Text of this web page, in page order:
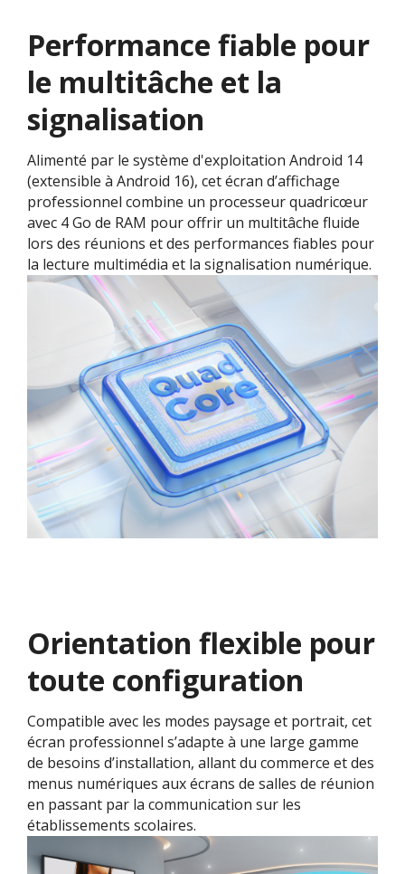
Performance fiable pour
le multitâche et la
signalisation​
Alimenté par le système d'exploitation Android 14
(extensible à Android 16), cet écran d’affichage
professionnel combine un processeur quadricœur
avec 4 Go de RAM pour offrir un multitâche fluide
lors des réunions et des performances fiables pour
la lecture multimédia et la signalisation numérique.​
Orientation flexible pour
toute configuration​
Compatible avec les modes paysage et portrait, cet
écran professionnel s’adapte à une large gamme
de besoins d’installation, allant du commerce et des
menus numériques aux écrans de salles de réunion
en passant par la communication sur les
établissements scolaires.